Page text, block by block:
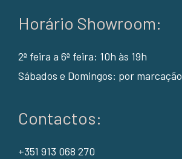
Horário Showroom:
2ª feira a 6ª feira: 10h às 19h
Sábados e Domingos: por marcação
Contactos:
+351 913 068 270